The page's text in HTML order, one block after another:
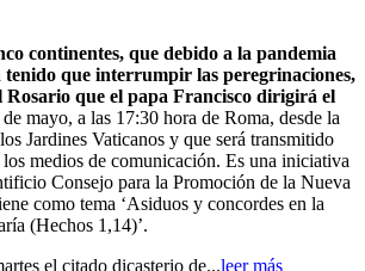
continentes, que debido a la pandemia
que interrumpir las peregrinaciones,
Rosario que el papa Francisco dirigirá el
mayo, a las 17:30 hora de Roma, desde la
Jardines Vaticanos y que será transmitido
medios de comunicación. Es una iniciativa
Consejo para la Promoción de la Nueva
como tema ‘Asiduos y concordes en la
(Hechos 1,14)’.
el citado dicasterio de...leer más